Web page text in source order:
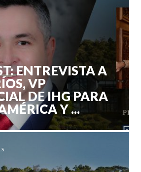
ENTREVISTA A
VP
DE IHG PARA
Y ...